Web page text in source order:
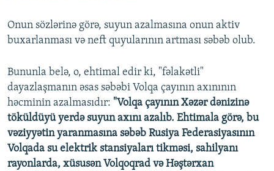
Onun sözlərinə görə, suyun azalmasına onun aktiv
buxarlanması və neft quyularının artması səbəb olub.
Bununla belə, o, ehtimal edir ki, "fəlakətli"
dayazlaşmanın əsas səbəbi Volqa çayının axınının
həcminin azalmasıdır: "Volqa çayının Xəzər dənizinə
töküldüyü yerdə suyun axını azalıb. Ehtimala görə, bu
vəziyyətin yaranmasına səbəb Rusiya Federasiyasının
Volqada su elektrik stansiyaları tikməsi, sahilyanı
rayonlarda, xüsusən Volqoqrad və Həştərxan